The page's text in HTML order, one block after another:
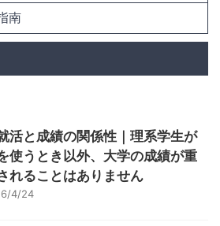
南
活と成績の関係性｜理系学生が
使うとき以外、大学の成績が重
れることはありません
4/24